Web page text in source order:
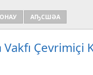
АҦСШӘА
Çevrimiçi